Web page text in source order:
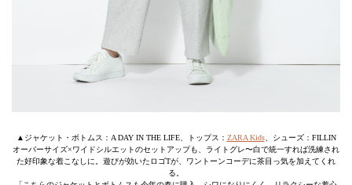
▲ジャケット・ボトムス：A DAY IN THE LIFE、トップス： ZARA Kids、シューズ：FILLIN
オーバーサイズ×ワイドシルエットのセットアップも、ライトグレ〜白で統一すれば洗練され
た好印象な着こなしに。遊びが効いたロゴTが、ワントーンコーデに茶目っ気を加えてくれ
る。